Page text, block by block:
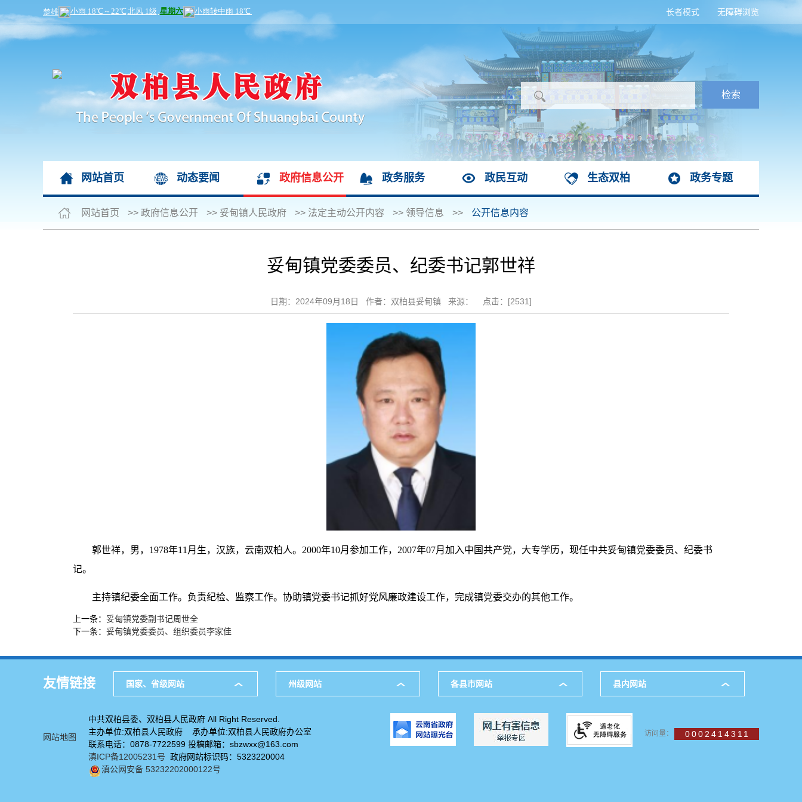
无障碍浏览
长者模式
网站首页 动态要闻 政府信息公开 政务服务 政民互动 生态双柏 政务专题
网站首页 >> 政府信息公开 >> 妥甸镇人民政府 >> 法定主动公开内容 >> 领导信息 >> 公开信息内容
妥甸镇党委委员、纪委书记郭世祥
日期：2024年09月18日 作者：双柏县妥甸镇 来源： 点击：[2531]
郭世祥，男，1978年11月生，汉族，云南双柏人。2000年10月参加工作，2007年07月加入中国共产党，大专学历，现任中共妥甸镇党委委员、纪委书
记。
主持镇纪委全面工作。负责纪检、监察工作。协助镇党委书记抓好党风廉政建设工作，完成镇党委交办的其他工作。
上一条： 妥甸镇党委副书记周世全
下一条： 妥甸镇党委委员、组织委员李家佳
友情链接 国家、省级网站 州级网站 各县市网站 县内网站
网站地图
中共双柏县委、双柏县人民政府 All Right Reserved.
主办单位:双柏县人民政府 承办单位:双柏县人民政府办公室
联系电话：0878-7722599 投稿邮箱：sbzwxx@163.com
滇ICP备12005231号 政府网站标识码：5323220004
滇公网安备 53232202000122号
访问量： 0002414311